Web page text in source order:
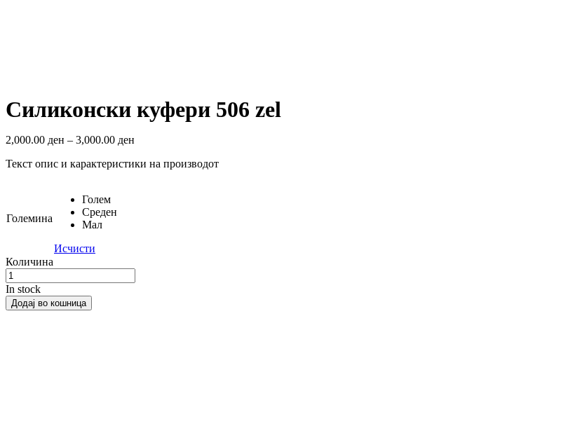
Силиконски куфери 506 zel
2,000.00 ден – 3,000.00 ден
Текст опис и карактеристики на производот
Големина
Голем
Среден
Мал
Исчисти
Количина
In stock
Додај во кошница